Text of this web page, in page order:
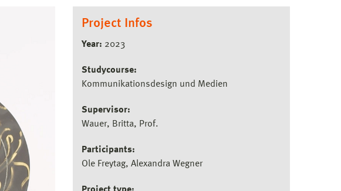
Project Infos
Year: 2023
Studycourse:
Kommunikationsdesign und Medien
Supervisor:
Wauer, Britta, Prof.
Participants:
Ole Freytag, Alexandra Wegner